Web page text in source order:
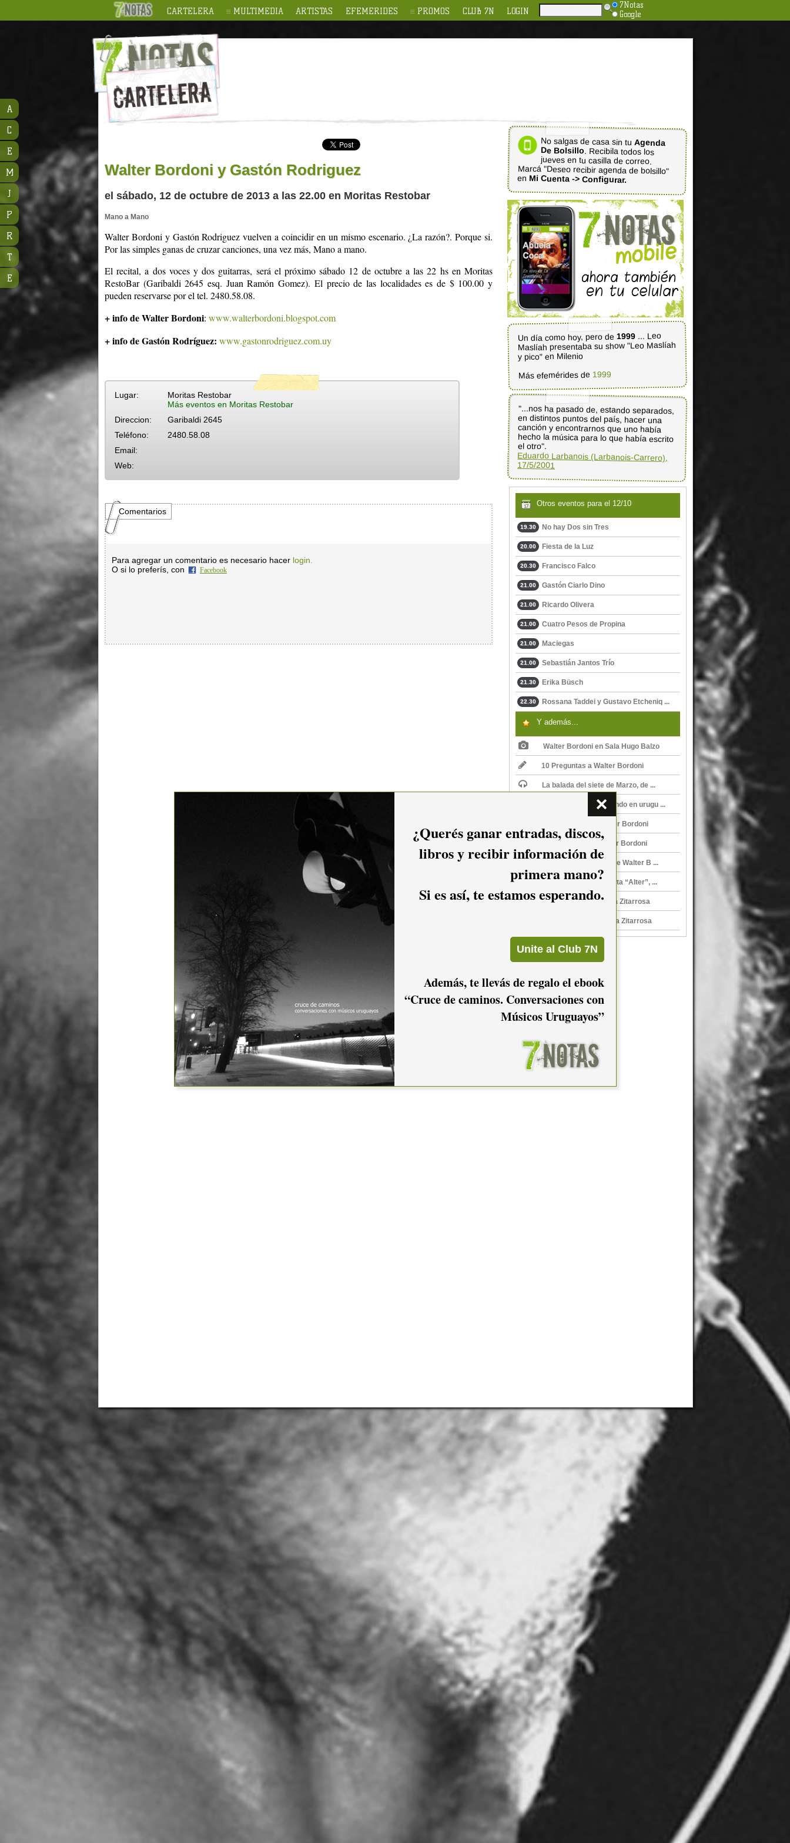
CARTELERA MULTIMEDIA ARTISTAS EFEMERIDES PROMOS CLUB 7N LOGIN
7Notas
Google
Walter Bordoni y Gastón Rodriguez
el sábado, 12 de octubre de 2013 a las 22.00 en Moritas Restobar
Mano a Mano
Walter Bordoni y Gastón Rodriguez vuelven a coincidir en un mismo escenario. ¿La razón?. Porque si.
Por las simples ganas de cruzar canciones, una vez más, Mano a mano.
El recital, a dos voces y dos guitarras, será el próximo sábado 12 de octubre a las 22 hs en Moritas
RestoBar (Garibaldi 2645 esq. Juan Ramón Gomez). El precio de las localidades es de $ 100.00 y
pueden reservarse por el tel. 2480.58.08.
+ info de Walter Bordoni: www.walterbordoni.blogspot.com
+ info de Gastón Rodríguez: www.gastonrodriguez.com.uy
Lugar:
Moritas Restobar
Más eventos en Moritas Restobar
Direccion:
Garibaldi 2645
Teléfono:
2480.58.08
Email:
Web:
Comentarios
Para agregar un comentario es necesario hacer login.
O si lo preferís, con
Facebook
No salgas de casa sin tu Agenda
De Bolsillo. Recibila todos los
jueves en tu casilla de correo.
Marcá "Deseo recibir agenda de bolsillo"
en Mi Cuenta -> Configurar.
Un día como hoy, pero de 1999 ... Leo
Maslíah presentaba su show "Leo Maslíah
y pico" en Milenio
Más efemérides de 1999
"...nos ha pasado de, estando separados,
en distintos puntos del país, hacer una
canción y encontrarnos que uno había
hecho la música para lo que había escrito
el otro".
Eduardo Larbanois (Larbanois-Carrero),
17/5/2001
Otros eventos para el 12/10
19.30 No hay Dos sin Tres
20.00 Fiesta de la Luz
20.30 Francisco Falco
21.00 Gastón Ciarlo Dino
21.00 Ricardo Olivera
21.00 Cuatro Pesos de Propina
21.00 Maciegas
21.00 Sebastián Jantos Trío
21.30 Erika Büsch
22.30 Rossana Taddei y Gustavo Etcheniq ...
Y además...
Walter Bordoni en Sala Hugo Balzo
10 Preguntas a Walter Bordoni
La balada del siete de Marzo, de ...
Walter Bordoni, Cantando en urugu ...
Antes del fin, de Walter Bordoni
Antes del fin, de Walter Bordoni
Barrio virtual, responde Walter B ...
Walter Bordoni presenta “Alter”, ...
Walter Bordoni en Sala Zitarrosa
Walter Bordoni en Sala Zitarrosa
A
C
E
M
J
P
R
T
E
¿Querés ganar entradas, discos,
libros y recibir información de
primera mano?
Si es así, te estamos esperando.
Además, te llevás de regalo el ebook
“Cruce de caminos. Conversaciones con
Músicos Uruguayos”